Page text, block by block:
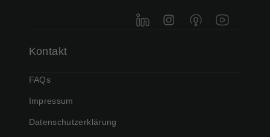
YouTube
Podigee
Instagram
LinkedIn
Kontakt
FAQs
Impressum
Datenschutzerklärung